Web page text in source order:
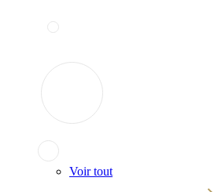
Voir tout